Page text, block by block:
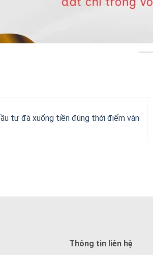
tư đã xuống tiền đúng thời điểm vàn
Thông tin liên hệ